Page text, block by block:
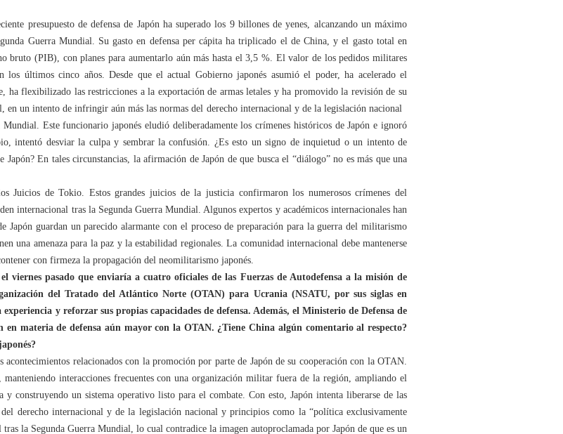
presupuesto de defensa de Japón ha superado los 9 billones de yenes, alcanzando un máximo
Guerra Mundial. Su gasto en defensa per cápita ha triplicado el de China, y el gasto total en
bruto (PIB), con planes para aumentarlo aún más hasta el 3,5 %. El valor de los pedidos militares
últimos cinco años. Desde que el actual Gobierno japonés asumió el poder, ha acelerado el
ha flexibilizado las restricciones a la exportación de armas letales y ha promovido la revisión de su
en un intento de infringir aún más las normas del derecho internacional y de la legislación nacional
Este funcionario japonés eludió deliberadamente los crímenes históricos de Japón e ignoró
intentó desviar la culpa y sembrar la confusión. ¿Es esto un signo de inquietud o un intento de
En tales circunstancias, la afirmación de Japón de que busca el “diálogo” no es más que una
Juicios de Tokio. Estos grandes juicios de la justicia confirmaron los numerosos crímenes del
internacional tras la Segunda Guerra Mundial. Algunos expertos y académicos internacionales han
Japón guardan un parecido alarmante con el proceso de preparación para la guerra del militarismo
una amenaza para la paz y la estabilidad regionales. La comunidad internacional debe mantenerse
con firmeza la propagación del neomilitarismo japonés.
pasado que enviaría a cuatro oficiales de las Fuerzas de Autodefensa a la misión de
del Tratado del Atlántico Norte (OTAN) para Ucrania (NSATU, por sus siglas en
y reforzar sus propias capacidades de defensa. Además, el Ministerio de Defensa de
materia de defensa aún mayor con la OTAN. ¿Tiene China algún comentario al respecto?
relacionados con la promoción por parte de Japón de su cooperación con la OTAN.
interacciones frecuentes con una organización militar fuera de la región, ampliando el
y construyendo un sistema operativo listo para el combate. Con esto, Japón intenta liberarse de las
derecho internacional y de la legislación nacional y principios como la “política exclusivamente
la Segunda Guerra Mundial, lo cual contradice la imagen autoproclamada por Japón de que es un